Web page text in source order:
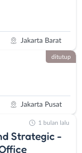
Jakarta Barat
Jakarta Pusat
ditutup
Strategic -
1 bulan lalu